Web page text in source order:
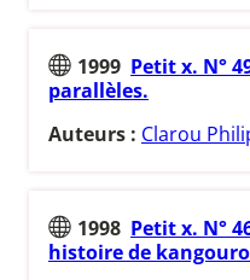
1999 Petit x. N°
parallèles.
Auteurs : Clarou
1998 Petit x. N°
histoire de